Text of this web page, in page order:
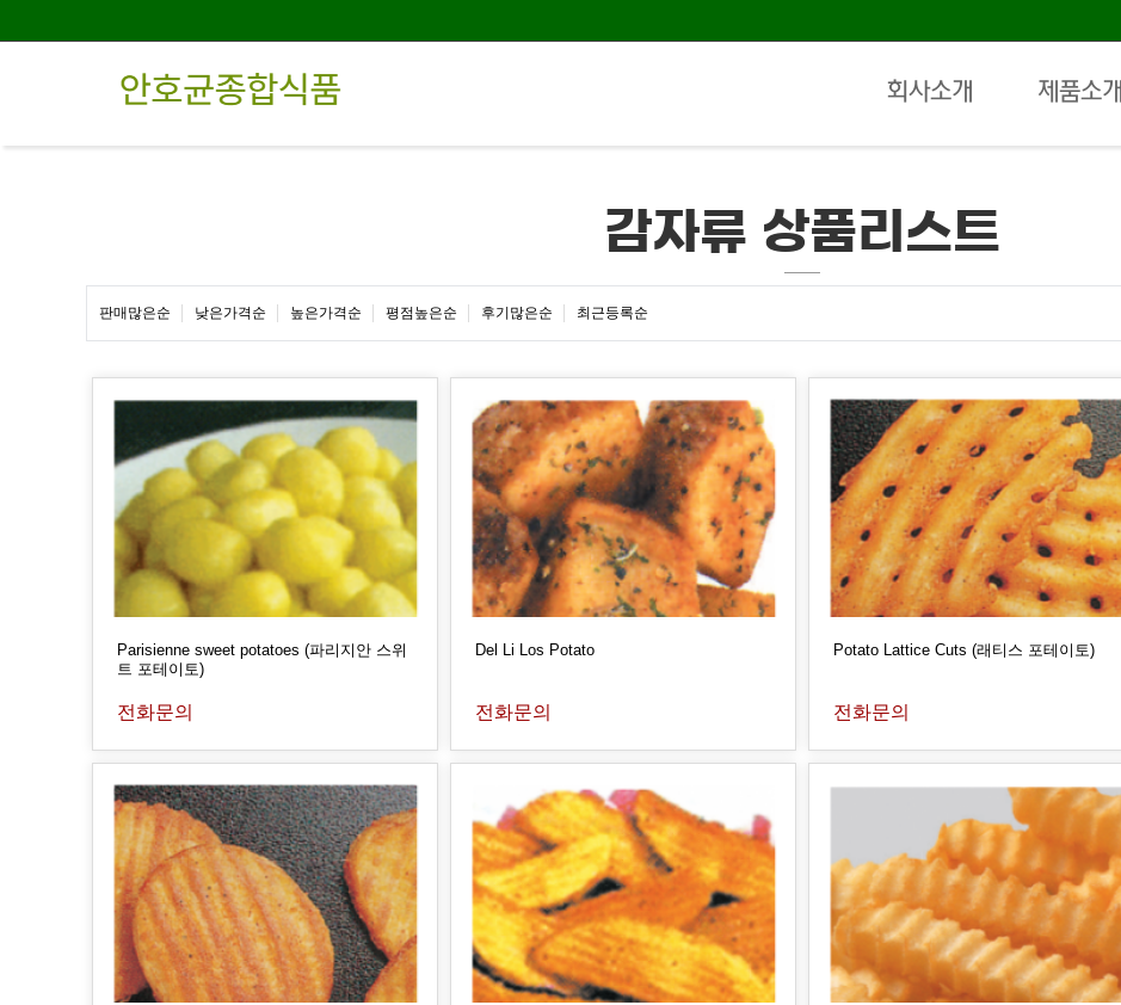
회사소개 제품소개
감자류 상품리스트
판매많은순 낮은가격순 높은가격순 평점높은순 후기많은순 최근등록순
Parisienne sweet potatoes (파리지안 스위
트 포테이토)
전화문의
Del Li Los Potato
전화문의
Potato Lattice Cuts (래티스 포테이토)
전화문의